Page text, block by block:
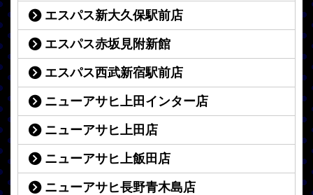
エスパス新大久保駅前店
エスパス赤坂見附新館
エスパス西武新宿駅前店
ニューアサヒ上田インター店
ニューアサヒ上田店
ニューアサヒ上飯田店
ニューアサヒ長野青木島店